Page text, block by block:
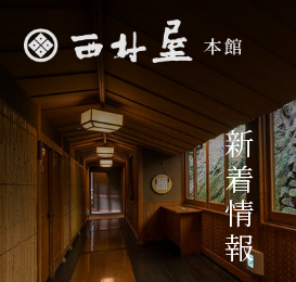
新着情報